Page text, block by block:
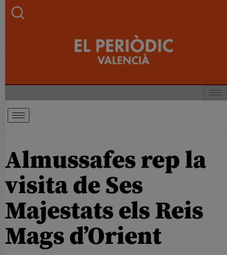
Almussafes rep la
visita de Ses
Majestats els Reis
Mags d’Orient